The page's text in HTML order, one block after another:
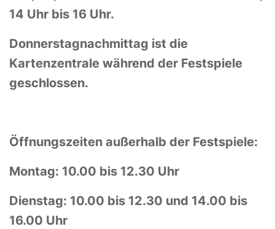
14 Uhr bis 16 Uhr.
Donnerstagnachmittag ist die
Kartenzentrale während der Festspiele
geschlossen.
Öffnungszeiten außerhalb der Festspiele:
Montag: 10.00 bis 12.30 Uhr
Dienstag: 10.00 bis 12.30 und 14.00 bis
16.00 Uhr